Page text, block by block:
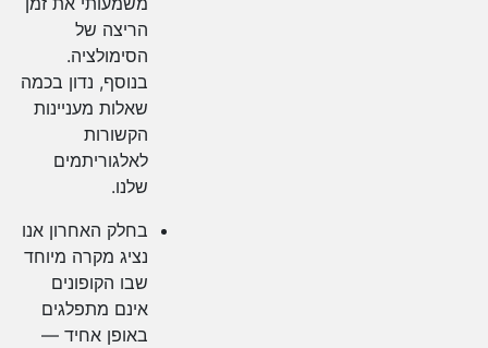
הריצה של
הסימולציה.
בנוסף, נדון בכמה
שאלות מעניינות
הקשורות
לאלגוריתמים
שלנו.
בחלק האחרון אנו
נציג מקרה מיוחד
שבו הקופונים
אינם מתפלגים
באופן אחיד —